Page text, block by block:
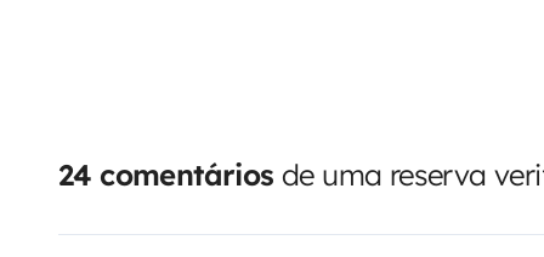
24 comentários de uma reserva